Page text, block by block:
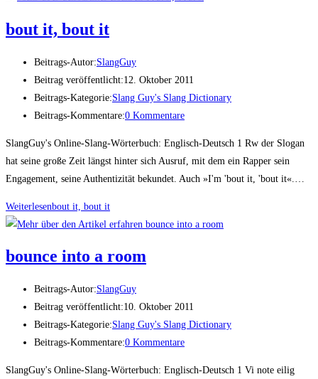
bout it, bout it
Beitrags-Autor:SlangGuy
Beitrag veröffentlicht:12. Oktober 2011
Beitrags-Kategorie:Slang Guy's Slang Dictionary
Beitrags-Kommentare:0 Kommentare
SlangGuy's Online-Slang-Wörterbuch: Englisch-Deutsch 1 Rw der Slogan
hat seine große Zeit längst hinter sich Ausruf, mit dem ein Rapper sein
Engagement, seine Authentizität bekundet. Auch »I'm 'bout it, 'bout it«.…
Weiterlesenbout it, bout it
boun­ce into a room
Beitrags-Autor:SlangGuy
Beitrag veröffentlicht:10. Oktober 2011
Beitrags-Kategorie:Slang Guy's Slang Dictionary
Beitrags-Kommentare:0 Kommentare
SlangGuy's Online-Slang-Wörterbuch: Englisch-Deutsch 1 Vi note eilig